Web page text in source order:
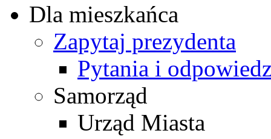
Dla mieszkańca
Zapytaj prezydenta
Pytania i
Samorząd
Urząd Miasta